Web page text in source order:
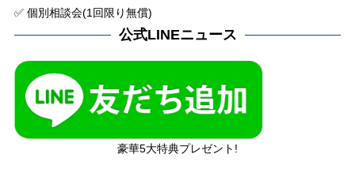
✅ 個別相談会(1回限り無償)
公式LINEニュース
豪華5大特典プレゼント!